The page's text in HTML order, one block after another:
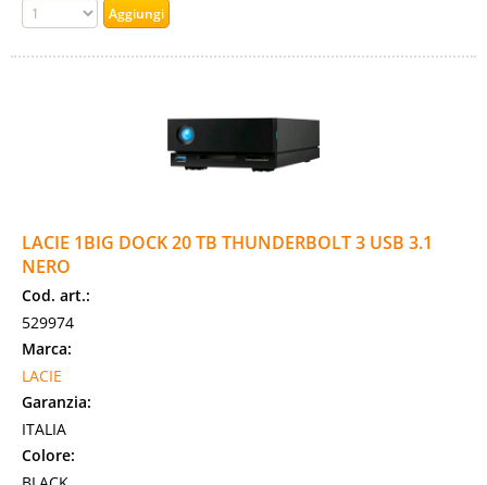
LACIE 1BIG DOCK 20 TB THUNDERBOLT 3 USB 3.1
NERO
Cod. art.:
529974
Marca:
LACIE
Garanzia:
ITALIA
Colore: